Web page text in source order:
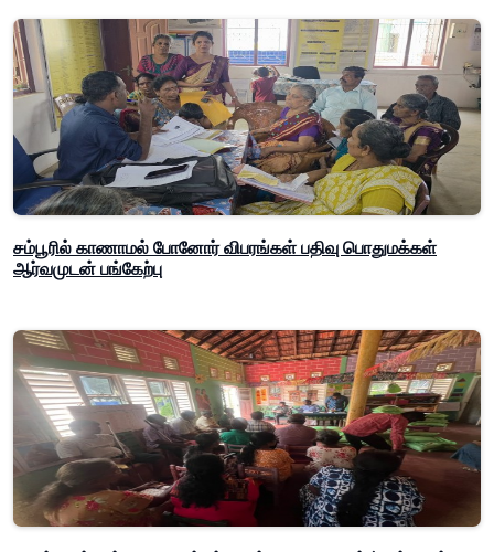
சம்பூரில் காணாமல் போனோர் விபரங்கள் பதிவு பொதுமக்கள்
ஆர்வமுடன் பங்கேற்பு